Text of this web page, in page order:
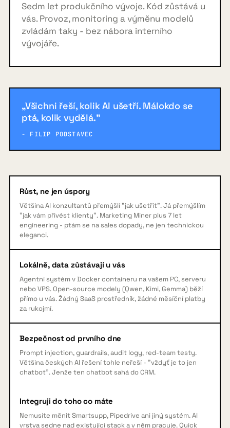
Sedm let produkčního vývoje. Kód zůstává u
vás. Provoz, monitoring a výměnu modelů
zvládám taky - bez nábora interního
vývojáře.
„Všichni řeší, kolik AI ušetří. Málokdo se
ptá, kolik vydělá."
- FILIP PODSTAVEC
Růst, ne jen úspory
Většina AI konzultantů přemýšlí "jak ušetřit". Já přemýšlím
"jak vám přivést klienty". Marketing Miner plus 7 let
engineering - ptám se na sales dopady, ne jen technickou
eleganci.
Lokálně, data zůstávají u vás
Agentní systém v Docker containeru na vašem PC, serveru
nebo VPS. Open-source modely (Qwen, Kimi, Gemma) běží
přímo u vás. Žádný SaaS prostředník, žádné měsíční platby
za rukojmí.
Bezpečnost od prvního dne
Prompt injection, guardrails, audit logy, red-team testy.
Většina českých AI řešení tohle neřeší - "vždyť je to jen
chatbot". Jenže ten chatbot sahá do CRM.
Integruji do toho co máte
Nemusíte měnit Smartsupp, Pipedrive ani jiný systém. AI
vrstva sedne nad existující stack a v něm pracuje. Quick